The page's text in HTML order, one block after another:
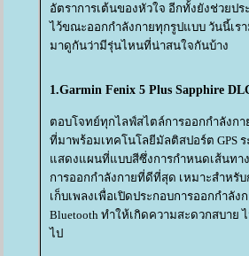
อัตราการเต้นของหัวใจ อีกทั้งยังช่วยป
ไว้ขณะออกกำลังกายทุกรูปแบบ วันนี้เ
มาดูกันว่ามีรุ่นไหนที่น่าสนใจกันบ้าง
1.Garmin Fenix 5 Plus Sapphire
ตอบโจทย์ทุกไลฟ์สไตล์การออกกำลังก
ที่มาพร้อมเทคโนโลยีมัลติสปอร์ต GPS
สดงแผนที่แบบสีซึ่งการกำหนดเส้นทา
การออกกำลังกายที่ดีที่สุด เหมาะสำห
เก็บเพลงเพื่อเปิดประกอบการออกกำลั
Bluetooth ทำให้เกิดความสะดวกสบาย
ไป